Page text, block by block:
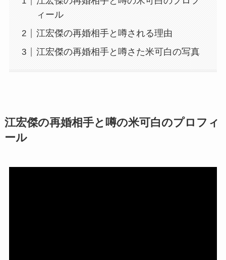
ィール
江宏傑の再婚相手と噂される理由
江宏傑の再婚相手と噂さた米可白の写真
江宏傑の再婚相手と噂の米可白のプロフィ
ール